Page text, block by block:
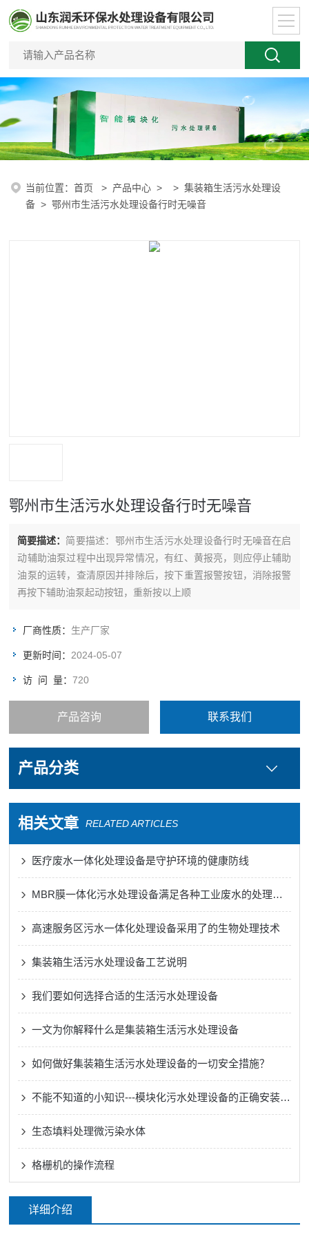
当前位置：首页 > 产品中心 > >集装箱生活污水处理设
备 > 鄂州市生活污水处理设备行时无噪音
鄂州市生活污水处理设备行时无噪音
简要描述： 简要描述：鄂州市生活污水处理设备行时无噪音在启
动辅助油泵过程中出现异常情况，有红、黄报亮，则应停止辅助
油泵的运转，查清原因并排除后，按下重置报警按钮，消除报警
再按下辅助油泵起动按钮，重新按以上顺
厂商性质： 生产厂家
更新时间： 2024-05-07
访 问 量：720
产品咨询 联系我们
产品分类
相关文章 RELATED ARTICLES
医疗废水一体化处理设备是守护环境的健康防线
MBR膜一体化污水处理设备满足各种工业废水的处理需求
高速服务区污水一体化处理设备采用了的生物处理技术
集装箱生活污水处理设备工艺说明
我们要如何选择合适的生活污水处理设备
一文为你解释什么是集装箱生活污水处理设备
如何做好集装箱生活污水处理设备的一切安全措施？
不能不知道的小知识---模块化污水处理设备的正确安装方法
生态填料处理微污染水体
格栅机的操作流程
详细介绍